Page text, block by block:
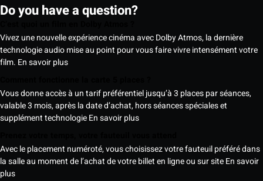
Do you have a question?
Vivez une nouvelle expérience cinéma avec Dolby Atmos, la dernière
technologie audio mise au point pour vous faire vivre intensément votre
film. En savoir plus
Vous donne accès à un tarif préférentiel jusqu’à 3 places par séances,
valable 3 mois, après la date d’achat, hors séances spéciales et
supplément technologieEn savoir plus
Avec le placement numéroté, vous choisissez votre fauteuil préféré dans
la salle au moment de l’achat de votre billet en ligne ou sur siteEn savoir
plus